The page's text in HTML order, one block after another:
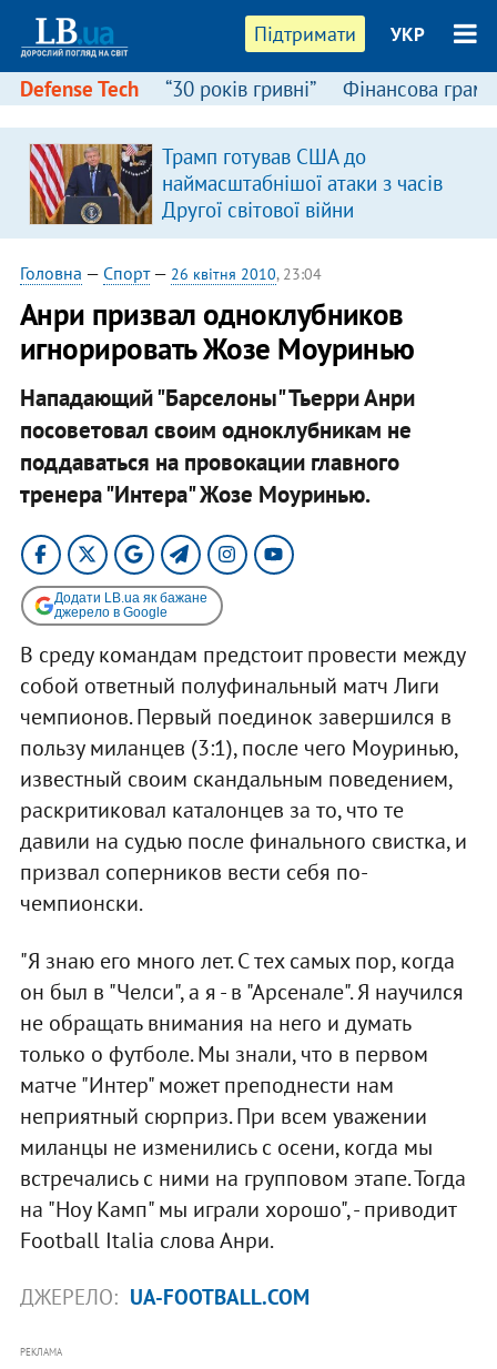
Підтримати УКР
Defense Tech “30 років гривні” Фінансова
Трамп готував США до
наймасштабнішої атаки з часів
Другої світової війни
Головна — Спорт— 26 квітня 2010, 23:04
Анри призвал одноклубников
игнорировать Жозе Моуринью
Нападающий "Барселоны" Тьерри Анри
посоветовал своим одноклубникам не
поддаваться на провокации главного
тренера "Интера" Жозе Моуринью.
Додати LB.ua як бажане
джерело в Google
В среду командам предстоит провести между
собой ответный полуфинальный матч Лиги
чемпионов. Первый поединок завершился в
пользу миланцев (3:1), после чего Моуринью,
известный своим скандальным поведением,
раскритиковал каталонцев за то, что те
давили на судью после финального свистка, и
призвал соперников вести себя по-
чемпионски.
"Я знаю его много лет. С тех самых пор, когда
он был в "Челси", а я - в "Арсенале". Я научился
не обращать внимания на него и думать
только о футболе. Мы знали, что в первом
матче "Интер" может преподнести нам
неприятный сюрприз. При всем уважении
миланцы не изменились с осени, когда мы
встречались с ними на групповом этапе. Тогда
на "Ноу Камп" мы играли хорошо", - приводит
Football Italia слова Анри.
ДЖЕРЕЛО: UA-FOOTBALL.COM
РЕКЛАМА